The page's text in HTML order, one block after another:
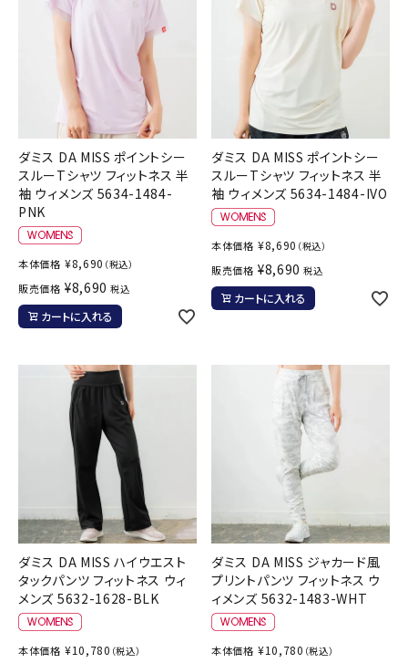
ダミス DA MISS ポイントシー
スルーTシャツ フィットネス 半
袖 ウィメンズ 5634-1484-
PNK
本体価格 ¥8,690 （税込）
販売価格 ¥8,690 税込
カートに入れる
ダミス DA MISS ポイントシー
スルーTシャツ フィットネス 半
袖 ウィメンズ 5634-1484-IVO
本体価格 ¥8,690 （税込）
販売価格 ¥8,690 税込
カートに入れる
ダミス DA MISS ハイウエスト
タックパンツ フィットネス ウィ
メンズ 5632-1628-BLK
本体価格 ¥10,780 （税込）
ダミス DA MISS ジャカード風
プリントパンツ フィットネス ウ
ィメンズ 5632-1483-WHT
本体価格 ¥10,780 （税込）